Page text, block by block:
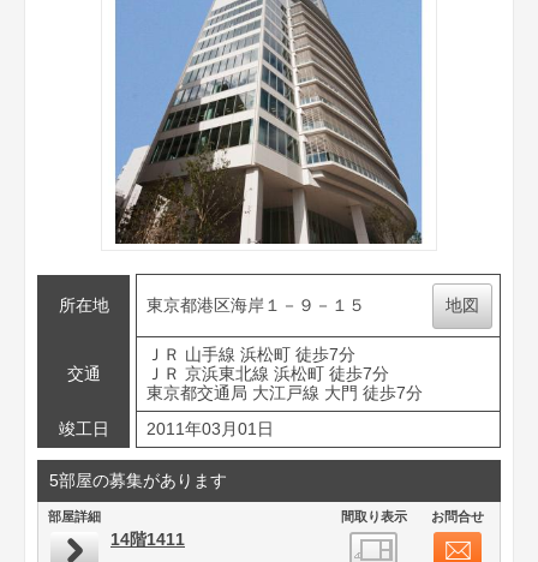
所在地 東京都港区海岸１－９－１５ 地図
交通
ＪＲ 山手線 浜松町 徒歩7分
ＪＲ 京浜東北線 浜松町 徒歩7分
東京都交通局 大江戸線 大門 徒歩7分
竣工日
2011年03月01日
5部屋の募集があります
部屋詳細 間取り表示 お問合せ
14階1411